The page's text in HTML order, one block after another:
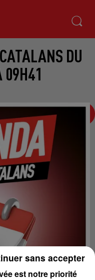
DU
est notre priorité
sans accepter